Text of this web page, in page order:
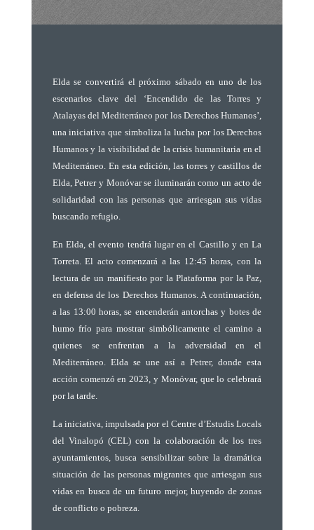
Eldase convertirá el próximo sábado en uno de los
escenarios clave del ‘Encendido de las Torres y
Atalayas del Mediterráneo por los Derechos Humanos’,
una iniciativa que simboliza la lucha por los Derechos
Humanos y la visibilidad de la crisis humanitaria en el
Mediterráneo. En esta edición, las torres y castillos de
Elda, Petrer y Monóvar se iluminarán como un acto de
solidaridad con las personas que arriesgan sus vidas
buscando refugio.
En Elda, el evento tendrá lugar en el Castillo y en La
Torreta. El acto comenzará a las 12:45 horas, con la
lectura de un manifiesto por la Plataforma por la Paz,
en defensa de los Derechos Humanos. A continuación,
a las 13:00 horas, se encenderán antorchas y botes de
humo frío para mostrar simbólicamente el camino a
quienes se enfrentan a la adversidad en el
Mediterráneo. Elda se une así a Petrer, donde esta
acción comenzó en 2023, y Monóvar, que lo celebrará
por la tarde.
La iniciativa, impulsada por el Centre d’Estudis Locals
del Vinalopó (CEL) con la colaboración de los tres
ayuntamientos, busca sensibilizar sobre la dramática
situación de las personas migrantes que arriesgan sus
vidas en busca de un futuro mejor, huyendo de zonas
de conflicto o pobreza.